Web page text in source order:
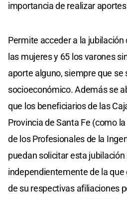
importancia de realizar
Permite acceder a la
las mujeres y 65 los varones
aporte alguno, siempre que se
socioeconómico. Además se
que los beneficiarios de las
Provincia de Santa Fe (como
de los Profesionales de la
puedan solicitar esta jubilación
independientemente de la
de su respectivas afiliaciones